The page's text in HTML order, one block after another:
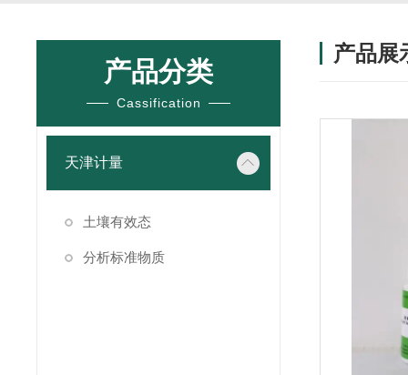
产品分类
Cassification
天津计量
土壤有效态
分析标准物质
产品展